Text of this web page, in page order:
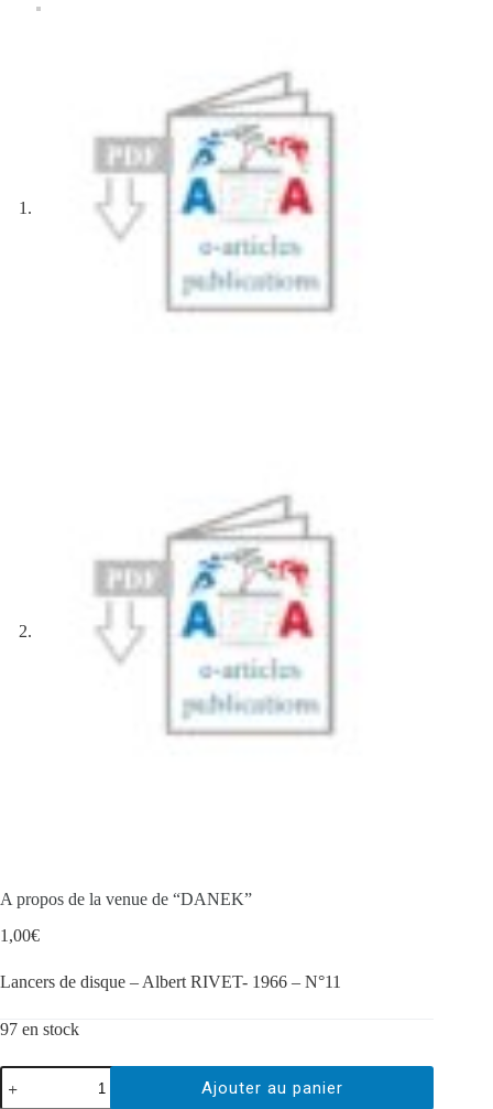
A propos de la venue de “DANEK”
1,00€
Lancers de disque – Albert RIVET- 1966 – N°11
97 en stock
Ajouter au panier